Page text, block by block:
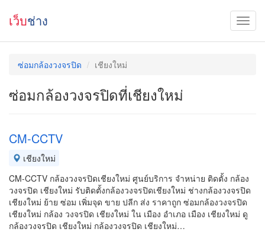
เว็บช่าง
ซ่อมกล้องวงจรปิด เชียงใหม่
ซ่อมกล้องวงจรปิดที่เชียงใหม่
CM-CCTV
เชียงใหม่
CM-CCTV กล้องวงจรปิดเชียงใหม่ ศูนย์บริการ จำหน่าย ติดตั้ง กล้อง
วงจรปิด เชียงใหม่ รับติดตั้งกล้องวงจรปิดเชียงใหม่ ช่างกล้องวงจรปิด
เชียงใหม่ ย้าย ซ่อม เพิ่มจุด ขาย ปลีก ส่ง ราคาถูก ซ่อมกล้องวงจรปิด
เชียงใหม่ กล้อง วงจรปิด เชียงใหม่ ใน เมือง อำเภอ เมือง เชียงใหม่ ดู
กล้องวงจรปิด เชียงใหม่ กล้องวงจรปิด เชียงใหม่…